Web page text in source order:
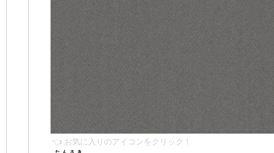
👈 お気に入りのアイコンをクリック！